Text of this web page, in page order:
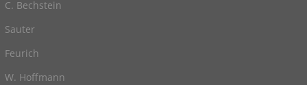
C. Bechstein
Sauter
Feurich
W. Hoffmann